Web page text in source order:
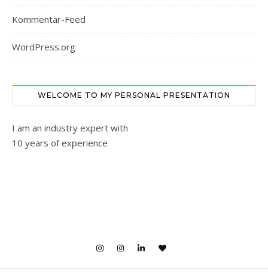
Kommentar-Feed
WordPress.org
WELCOME TO MY PERSONAL PRESENTATION
I am an industry expert with
10 years of experience